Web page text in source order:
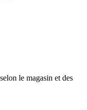
le magasin et des